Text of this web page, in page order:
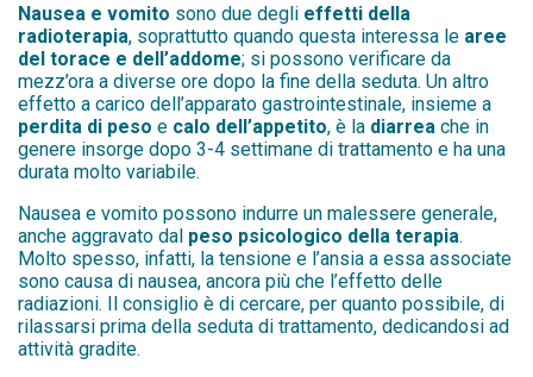
Nausea e vomito sono due degli effetti della
radioterapia, soprattutto quando questa interessa le aree
del torace e dell’addome; si possono verificare da
mezz’ora a diverse ore dopo la fine della seduta. Un altro
effetto a carico dell’apparato gastrointestinale, insieme a
perdita di peso e calo dell’appetito, è la diarrea che in
genere insorge dopo 3-4 settimane di trattamento e ha una
durata molto variabile.
Nausea e vomito possono indurre un malessere generale,
anche aggravato dal peso psicologico della terapia.
Molto spesso, infatti, la tensione e l’ansia a essa associate
sono causa di nausea, ancora più che l’effetto delle
radiazioni. Il consiglio è di cercare, per quanto possibile, di
rilassarsi prima della seduta di trattamento, dedicandosi ad
attività gradite.